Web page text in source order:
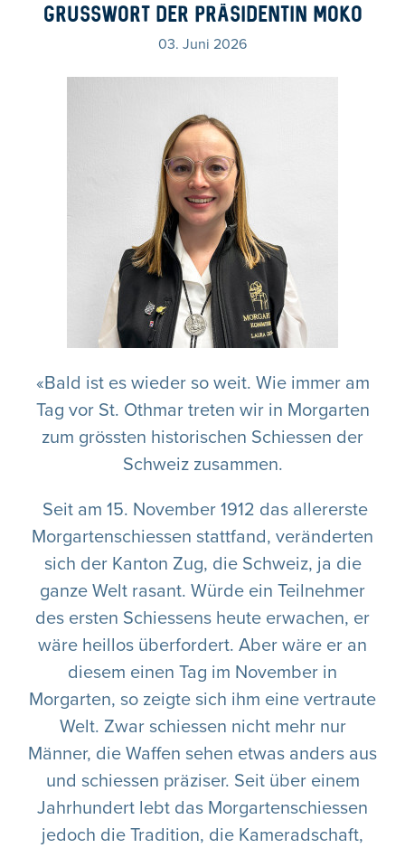
GRUSSWORT DER PRÄSIDENTIN MOKO
03. Juni 2026
«Bald ist es wieder so weit. Wie immer am
Tag vor St. Othmar treten wir in Morgarten
zum grössten historischen Schiessen der
Schweiz zusammen.
Seit am 15. November 1912 das allererste
Morgartenschiessen stattfand, veränderten
sich der Kanton Zug, die Schweiz, ja die
ganze Welt rasant. Würde ein Teilnehmer
des ersten Schiessens heute erwachen, er
wäre heillos überfordert. Aber wäre er an
diesem einen Tag im November in
Morgarten, so zeigte sich ihm eine vertraute
Welt. Zwar schiessen nicht mehr nur
Männer, die Waffen sehen etwas anders aus
und schiessen präziser. Seit über einem
Jahrhundert lebt das Morgartenschiessen
jedoch die Tradition, die Kameradschaft,